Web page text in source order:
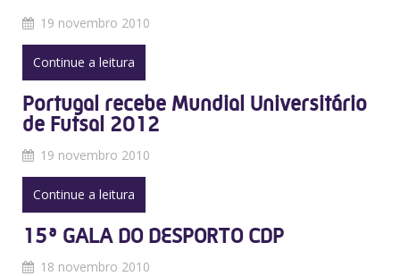
19 novembro 2010
Continue a leitura
Portugal recebe Mundial Universitário
de Futsal 2012
19 novembro 2010
Continue a leitura
15ª GALA DO DESPORTO CDP
18 novembro 2010